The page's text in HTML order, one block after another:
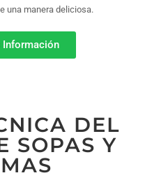
una manera deliciosa.
Información
DEL
SOPAS Y